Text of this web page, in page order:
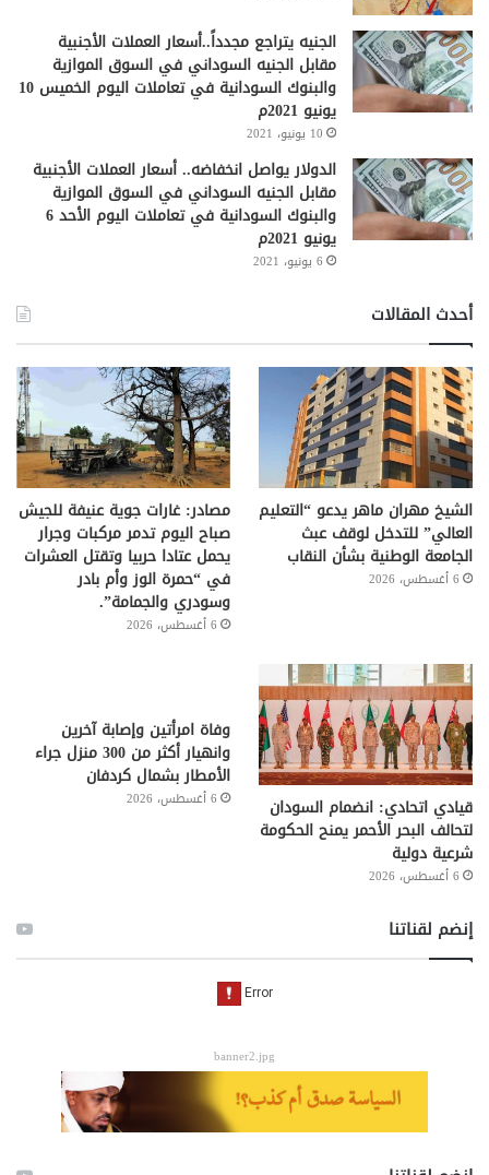
الجنيه يتراجع مجدداً..أسعار العملات الأجنبية
مقابل الجنيه السوداني في السوق الموازية
والبنوك السودانية في تعاملات اليوم الخميس 10
يونيو 2021م
10 يونيو، 2021
الدولار يواصل انخفاضه.. أسعار العملات الأجنبية
مقابل الجنيه السوداني في السوق الموازية
والبنوك السودانية في تعاملات اليوم الأحد 6
يونيو 2021م
6 يونيو، 2021
أحدث المقالات
الشيخ مهران ماهر يدعو “التعليم
العالي” للتدخل لوقف عبث
الجامعة الوطنية بشأن النقاب
6 أغسطس، 2026
مصادر: غارات جوية عنيفة للجيش
صباح اليوم تدمر مركبات وجرار
يحمل عتادا حربيا وتقتل العشرات
في “حمرة الوز وأم بادر
وسودري والجمامة”.
6 أغسطس، 2026
قيادي اتحادي: انضمام السودان
لتحالف البحر الأحمر يمنح الحكومة
شرعية دولية
6 أغسطس، 2026
وفاة امرأتين وإصابة آخرين
وانهيار أكثر من 300 منزل جراء
الأمطار بشمال كردفان
6 أغسطس، 2026
إنضم لقناتنا
banner2.jpg